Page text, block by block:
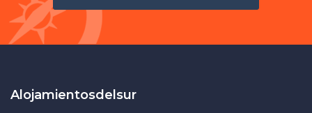
Alojamientosdelsur